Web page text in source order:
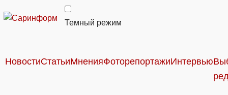
Темный режим
НовостиСтатьиМненияФоторепортажиИнтервью